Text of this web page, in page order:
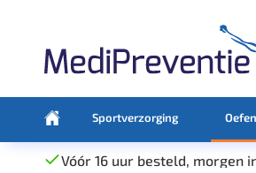
Sportverzorging
Vóór 16 uur besteld, morgen